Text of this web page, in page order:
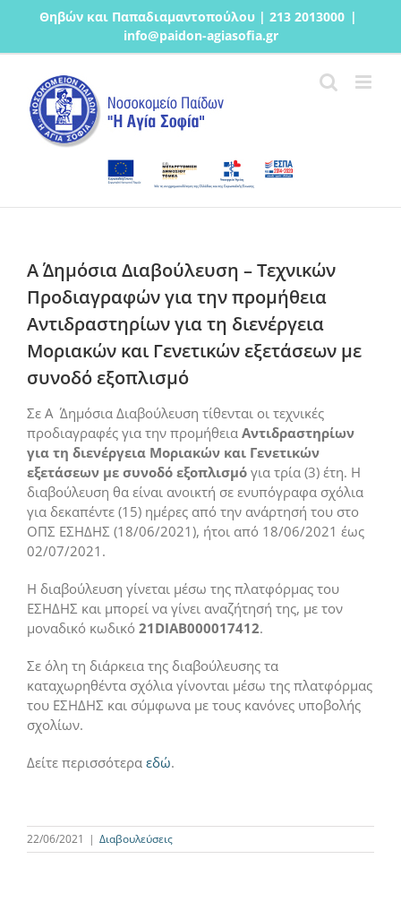
Μετάβαση
περιεχόμενο
Θηβών και Παπαδιαμαντοπούλου | 213 2013000 |
info@paidon-agiasofia.gr
Α΄ Δημόσια Διαβούλευση – Τεχνικών
Προδιαγραφών για την προμήθεια
Αντιδραστηρίων για τη διενέργεια
Μοριακών και Γενετικών εξετάσεων με
συνοδό εξοπλισμό
Σε Α ΄ Δημόσια Διαβούλευση τίθενται οι τεχνικές
προδιαγραφές για την προμήθεια Αντιδραστηρίων
για τη διενέργεια Μοριακών και Γενετικών
εξετάσεων με συνοδό εξοπλισμό για τρία (3) έτη. Η
διαβούλευση θα είναι ανοικτή σε ενυπόγραφα σχόλια
για δεκαπέντε (15) ημέρες από την ανάρτησή του στο
ΟΠΣ ΕΣΗΔΗΣ (18/06/2021), ήτοι από 18/06/2021 έως
02/07/2021.
Η διαβούλευση γίνεται μέσω της πλατφόρμας του
ΕΣΗΔΗΣ και μπορεί να γίνει αναζήτησή της, με τον
μοναδικό κωδικό 21DIAB000017412.
Σε όλη τη διάρκεια της διαβούλευσης τα
καταχωρηθέντα σχόλια γίνονται μέσω της πλατφόρμας
του ΕΣΗΔΗΣ και σύμφωνα με τους κανόνες υποβολής
σχολίων.
Δείτε περισσότερα εδώ.
22/06/2021 | Διαβουλεύσεις